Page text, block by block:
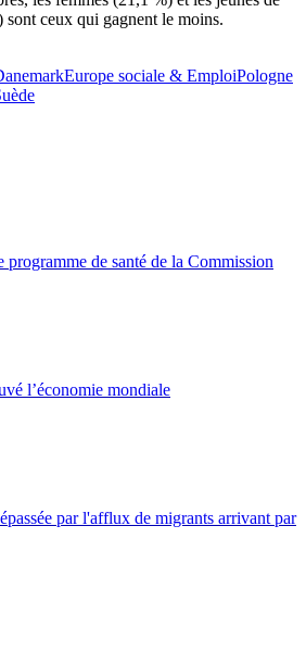
sont ceux qui gagnent le moins.
Europe sociale & EmploiPologne
programme de santé de la Commission
l’économie mondiale
par l'afflux de migrants arrivant par